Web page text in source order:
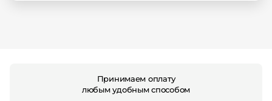
Принимаем оплату
любым удобным способом